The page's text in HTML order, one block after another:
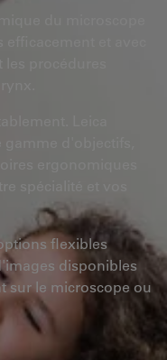
du microscope
et avec
procédures
Leica
d'objectifs,
ergonomiques
spécialité et vos
flexibles
disponibles
sur le microscope ou